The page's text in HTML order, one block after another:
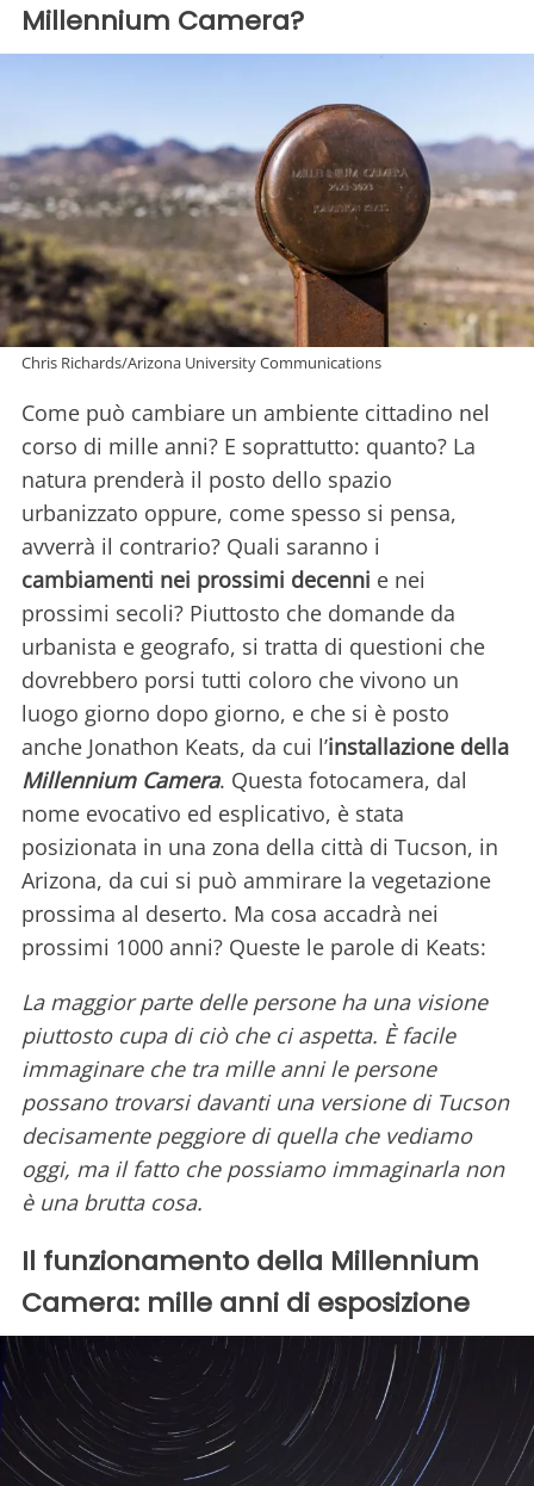
Millennium Camera?
Chris Richards/Arizona University Communications
Come può cambiare un ambiente cittadino nel
corso di mille anni? E soprattutto: quanto? La
natura prenderà il posto dello spazio
urbanizzato oppure, come spesso si pensa,
avverrà il contrario? Quali saranno i
cambiamenti nei prossimi decenni e nei
prossimi secoli? Piuttosto che domande da
urbanista e geografo, si tratta di questioni che
dovrebbero porsi tutti coloro che vivono un
luogo giorno dopo giorno, e che si è posto
anche Jonathon Keats, da cui l’installazione della
Millennium Camera. Questa fotocamera, dal
nome evocativo ed esplicativo, è stata
posizionata in una zona della città di Tucson, in
Arizona, da cui si può ammirare la vegetazione
prossima al deserto. Ma cosa accadrà nei
prossimi 1000 anni? Queste le parole di Keats:
La maggior parte delle persone ha una visione
piuttosto cupa di ciò che ci aspetta. È facile
immaginare che tra mille anni le persone
possano trovarsi davanti una versione di Tucson
decisamente peggiore di quella che vediamo
oggi, ma il fatto che possiamo immaginarla non
è una brutta cosa.
Il funzionamento della Millennium
Camera: mille anni di esposizione